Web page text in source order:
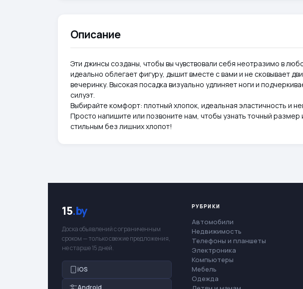
Описание
Эти джинсы созданы, чтобы вы чувствовали себя неотразимо в
идеально облегает фигуру, дышит вместе с вами и не сковывает
вечеринку. Высокая посадка визуально удлиняет ноги и
силуэт.
Выбирайте комфорт: плотный хлопок, идеальная эластичность и
Просто напишите или позвоните нам, чтобы узнать точный размер
стильным без лишних хлопот!
15.by
Доска объявлений с ограниченным
сроком — только свежие предложения,
не старше 15 дней.
iOS
Android
РУБРИКИ
Автомобили
Недвижимость
Телефоны и планшеты
Электроника
Компьютеры
Мебель
Одежда